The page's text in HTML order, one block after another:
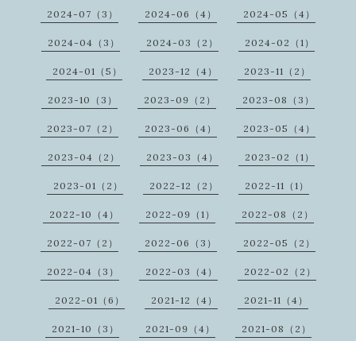
2024-07（3） 2024-06（4） 2024-05（4）
2024-04（3） 2024-03（2） 2024-02（1）
2024-01（5） 2023-12（4） 2023-11（2）
2023-10（3） 2023-09（2） 2023-08（3）
2023-07（2） 2023-06（4） 2023-05（4）
2023-04（2） 2023-03（4） 2023-02（1）
2023-01（2） 2022-12（2） 2022-11（1）
2022-10（4） 2022-09（1） 2022-08（2）
2022-07（2） 2022-06（3） 2022-05（2）
2022-04（3） 2022-03（4） 2022-02（2）
2022-01（6） 2021-12（4） 2021-11（4）
2021-10（3） 2021-09（4） 2021-08（2）